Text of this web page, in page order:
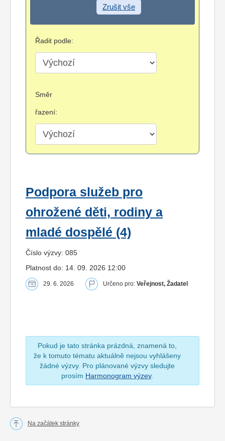
Zrušit vše
Řadit podle:
Směr
řazení:
Podpora služeb pro
ohrožené děti, rodiny a
mladé dospělé (4)
Číslo výzvy: 085
Platnost do: 14. 09. 2026 12:00
29. 6. 2026 Určeno pro: Veřejnost, Žadatel
Pokud je tato stránka prázdná, znamená to,
že k tomuto tématu aktuálně nejsou vyhlášeny
žádné výzvy. Pro plánované výzvy sledujte
prosím Harmonogram výzev.
Na začátek stránky